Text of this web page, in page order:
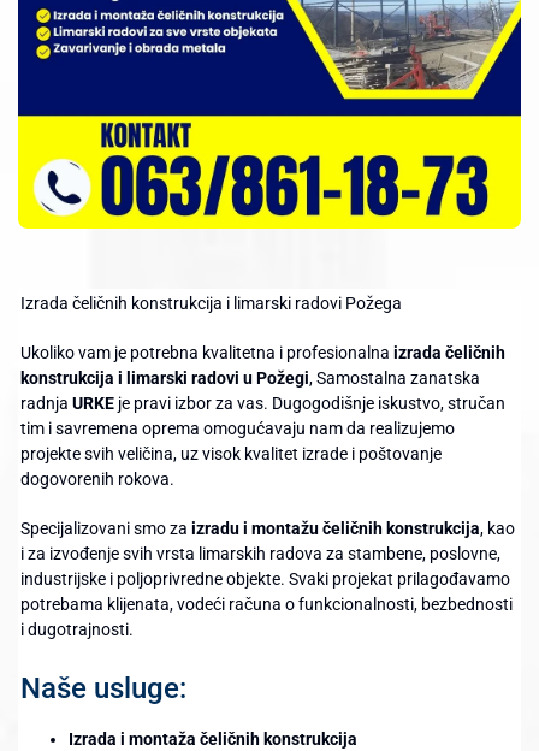
Izrada čeličnih konstrukcija i limarski radovi Požega
Ukoliko vam je potrebna kvalitetna i profesionalnaizrada čeličnih
konstrukcija i limarski radovi u Požegi, Samostalna zanatska
radnjaURKE je pravi izbor za vas. Dugogodišnje iskustvo, stručan
tim i savremena oprema omogućavaju nam da realizujemo
projekte svih veličina, uz visok kvalitet izrade i poštovanje
dogovorenih rokova.
Specijalizovani smo zaizradu i montažu čeličnih konstrukcija, kao
i za izvođenje svih vrsta limarskih radova za stambene, poslovne,
industrijske i poljoprivredne objekte. Svaki projekat prilagođavamo
potrebama klijenata, vodeći računa o funkcionalnosti, bezbednosti
i dugotrajnosti.
Naše usluge:
Izrada i montaža čeličnih konstrukcija